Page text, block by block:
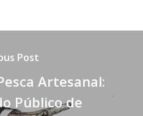
Post
Artesanal:
Público de